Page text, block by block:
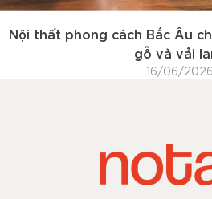
Nội thất phong cách Bắc Âu
gỗ và vải
16/06/2026